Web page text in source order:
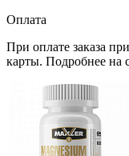
Оплата
При оплате заказа
карты. Подробнее на